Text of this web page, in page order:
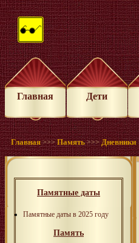
Главная Дети
Главная >>>Память >>>Дневники
Памятные даты
Памятные даты в 2025 году
Память